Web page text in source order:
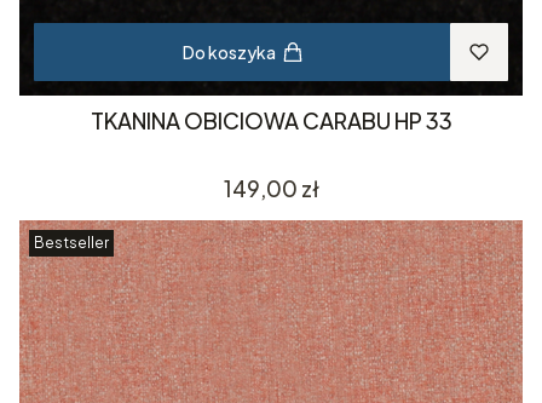
Do koszyka
TKANINA OBICIOWA CARABU HP 33
Cena
149,00 zł
Bestseller